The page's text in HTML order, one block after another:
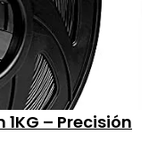
1KG – Precisión